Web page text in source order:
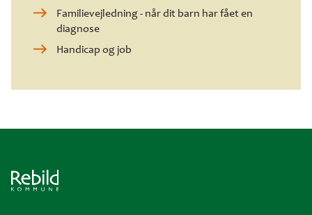
Familievejledning - når dit barn har fået en
diagnose
Handicap og job